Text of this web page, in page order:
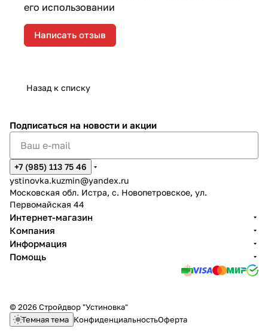
его использовании
Написать отзыв
Назад к списку
Подписаться на новости и акции
+7 (985) 113 75 46
ystinovka.kuzmin@yandex.ru
Московская обл. Истра, с. Новопетровское, ул.
Первомайская 44
Интернет-магазин
Компания
Информация
Помощь
© 2026 Стройдвор "Устиновка"
Темная тема КонфиденциальностьОферта